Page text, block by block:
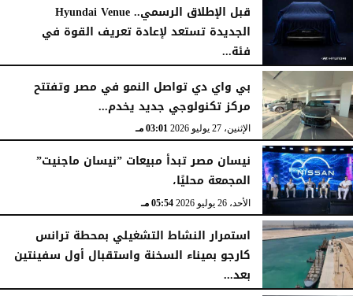
قبل الإطلاق الرسمي.. Hyundai Venue
الجديدة تستعد لإعادة تعريف القوة في
فئة...
الثلاثاء، 28 يوليو 2026 12:28 مـ
بي واي دي تواصل النمو في مصر وتفتتح
مركز تكنولوجي جديد يخدم...
الإثنين، 27 يوليو 2026 03:01 مـ
نيسان مصر تبدأ مبيعات ”نيسان ماجنيت”
المجمعة محليًا،
الأحد، 26 يوليو 2026 05:54 مـ
استمرار النشاط التشغيلي بمحطة ترانس
كارجو بميناء السخنة واستقبال أول سفينتين
بعد...